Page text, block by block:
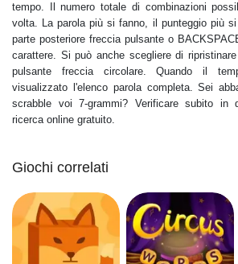
tempo. Il numero totale di combinazioni
volta. La parola più si fanno, il punteggio più
parte posteriore freccia pulsante o
carattere. Si può anche scegliere di
pulsante freccia circolare. Quando il
visualizzato l'elenco parola completa. Sei
scrabble voi 7-grammi? Verificare subito in
ricerca online gratuito.
Giochi correlati